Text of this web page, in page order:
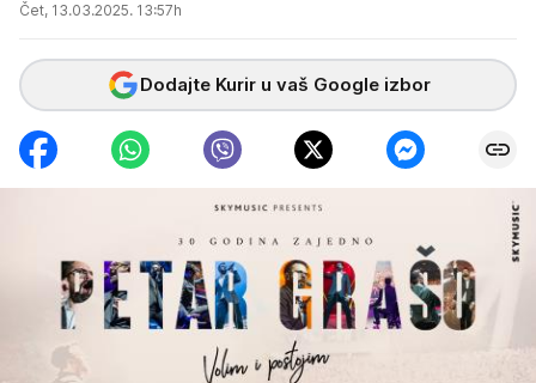
Čet, 13.03.2025. 13:57h
Dodajte Kurir u vaš Google izbor